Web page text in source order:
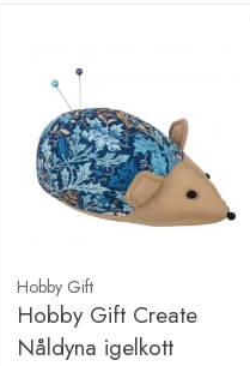
Hobby Gift
Hobby Gift Create
Nåldyna igelkott